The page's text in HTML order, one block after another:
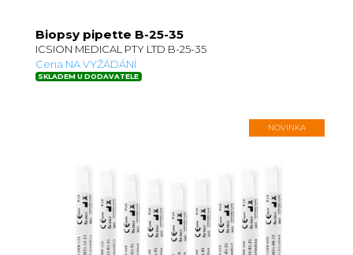
Biopsy pipette B-25-35
ICSION MEDICAL PTY LTD B-25-35
Cena NA VYŽÁDÁNÍ
SKLADEM U DODAVATELE
NOVINKA